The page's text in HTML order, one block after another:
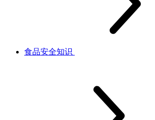
食品安全知识